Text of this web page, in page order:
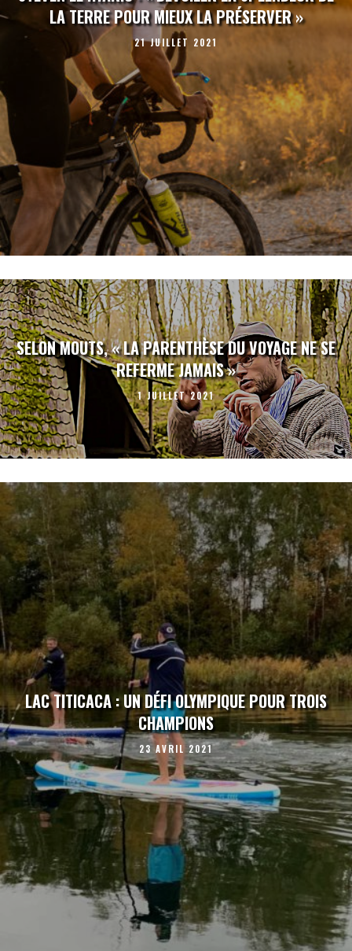
LA TERRE POUR MIEUX LA PRÉSERVER »
21 JUILLET 2021
SELON MOUTS, « LA PARENTHÈSE DU VOYAGE NE SE
REFERME JAMAIS »
1 JUILLET 2021
LAC TITICACA : UN DÉFI OLYMPIQUE POUR TROIS
CHAMPIONS
23 AVRIL 2021